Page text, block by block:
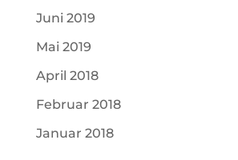
Juni 2019
Mai 2019
April 2018
Februar 2018
Januar 2018